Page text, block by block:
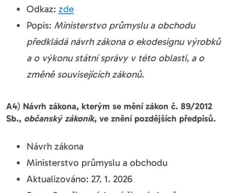
Odkaz: zde
Popis: Ministerstvo průmyslu a obchodu
předkládá návrh zákona o ekodesignu výrobků
a o výkonu státní správy v této oblasti, a o
změně souvisejících zákonů.
A4) Návrh zákona, kterým se mění zákon č. 89/2012
Sb., občanský zákoník, ve znění pozdějších předpisů.
Návrh zákona
Ministerstvo průmyslu a obchodu
Aktualizováno: 27. 1. 2026